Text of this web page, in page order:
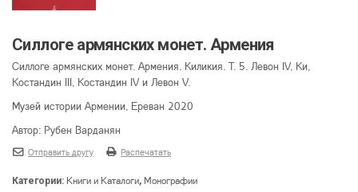
Cиллоге армянских монет. Армения
Cиллоге армянских монет. Армения. Киликия. Т. 5. Левон IV, Ки,
Костандин III, Костандин IV и Левон V.
Музей истории Армении, Ереван 2020
Автор: Рубен Варданян
Отправить другу Распечатать
Категории: Книги и Каталоги, Монографии